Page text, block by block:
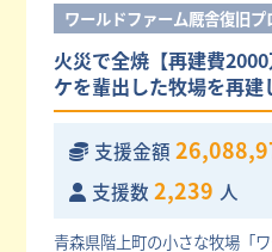
ワールドファーム厩舎復旧プ
火災で全焼【再建費
ケを輩出した牧場を再建
支援金額
支援数 2,239 人
青森県階上町の小さな牧場「